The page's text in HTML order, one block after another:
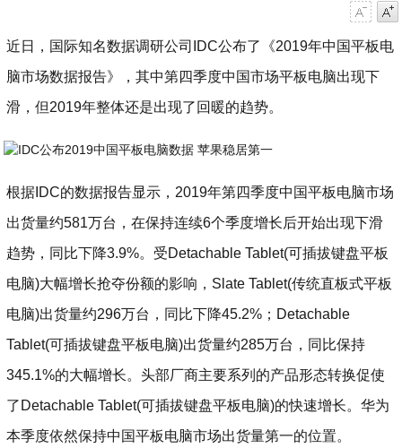
近日，国际知名数据调研公司IDC公布了《2019年中国平板电
脑市场数据报告》，其中第四季度中国市场平板电脑出现下
滑，但2019年整体还是出现了回暖的趋势。
根据IDC的数据报告显示，2019年第四季度中国平板电脑市场
出货量约581万台，在保持连续6个季度增长后开始出现下滑
趋势，同比下降3.9%。受Detachable Tablet(可插拔键盘平板
电脑)大幅增长抢夺份额的影响，Slate Tablet(传统直板式平板
电脑)出货量约296万台，同比下降45.2%；Detachable
Tablet(可插拔键盘平板电脑)出货量约285万台，同比保持
345.1%的大幅增长。头部厂商主要系列的产品形态转换促使
了Detachable Tablet(可插拔键盘平板电脑)的快速增长。华为
本季度依然保持中国平板电脑市场出货量第一的位置。